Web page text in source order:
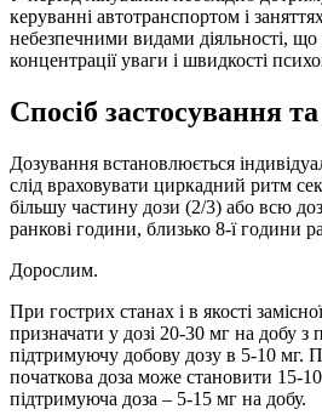
керуванні автотранспортом і
небезпечними видами діяльності,
концентрації уваги і швидкості
Спосіб застосування
Дозування встановлюється
слід враховувати циркадний ритм
більшу частину дози (2/3) або всю
ранкові години, близько 8-ї години
Дорослим.
При гострих станах і в якості
призначати у дозі 20-30 мг на добу
підтримуючу добову дозу в 5-10 мг.
початкова доза може становити 15-
підтримуюча доза – 5-15 мг на добу.